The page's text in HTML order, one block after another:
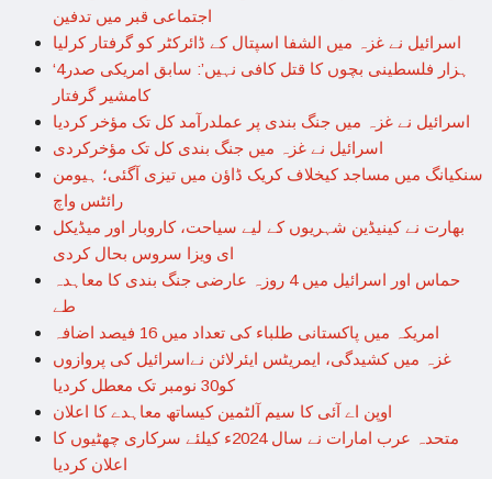
اجتماعی قبر میں تدفین
اسرائیل نے غزہ میں الشفا اسپتال کے ڈائرکٹر کو گرفتار کرلیا
‘4ہزار فلسطینی بچوں کا قتل کافی نہیں’: سابق امریکی صدر
کامشیر گرفتار
اسرائیل نے غزہ میں جنگ بندی پر عملدرآمد کل تک مؤخر کردیا
اسرائیل نے غزہ میں جنگ بندی کل تک مؤخرکردی
سنکیانگ میں مساجد کیخلاف کریک ڈاؤن میں تیزی آگئی؛ ہیومن
رائٹس واچ
بھارت نے کینیڈین شہریوں کے لیے سیاحت، کاروبار اور میڈیکل
ای ویزا سروس بحال کردی
حماس اور اسرائیل میں 4 روزہ عارضی جنگ بندی کا معاہدہ
طے
امریکہ میں پاکستانی طلباء کی تعداد میں 16 فیصد اضافہ
غزہ میں کشیدگی، ایمریٹس ایئرلائن نےاسرائیل کی پروازوں
کو30 نومبر تک معطل کردیا
اوپن اے آئی کا سیم آلٹمین کیساتھ معاہدے کا اعلان
متحدہ عرب امارات نے سال 2024ء کیلئے سرکاری چھٹیوں کا
اعلان کردیا